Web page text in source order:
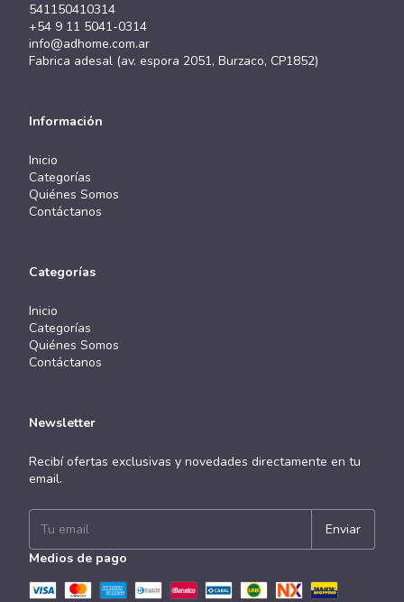
541150410314
+54 9 11 5041-0314
info@adhome.com.ar
Fabrica adesal (av. espora 2051, Burzaco, CP1852)
Información
Inicio
Categorías
Quiénes Somos
Contáctanos
Categorías
Inicio
Categorías
Quiénes Somos
Contáctanos
Newsletter
Recibí ofertas exclusivas y novedades directamente en tu
email.
Medios de pago